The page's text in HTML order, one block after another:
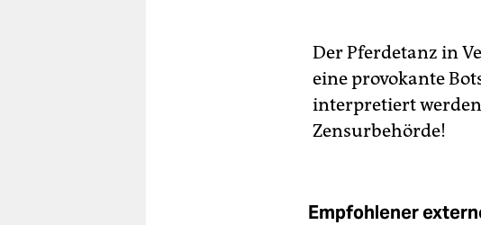
Der Pferdetanz in
eine provokante
interpretiert
Zensurbehörde!
Empfohlener